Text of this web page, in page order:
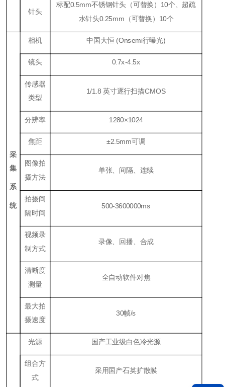
针头
标配0.5mm不锈钢针头（可替换）10个、超疏
水针头0.25mm（可替换）10个
采
集
系
统
相机 中国大恒 (Onsemi行曝光)
镜头 0.7x-4.5x
传感器
类型
1/1.8 英寸逐行扫描CMOS
分辨率 1280×1024
焦距 ±2.5mm可调
图像拍
摄方法
单张、间隔、连续
拍摄间
隔时间
500-3600000ms
视频录
制方式
录像、回播、合成
清晰度
测量
全自动软件对焦
最大拍
摄速度
30帧/s
光源 国产工业级白色冷光源
组合方
式
采用国产石英扩散膜